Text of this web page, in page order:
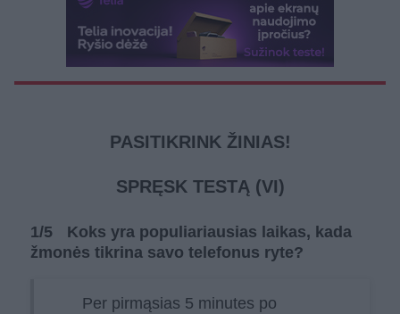
PASITIKRINK ŽINIAS!
SPRĘSK TESTĄ (VI)
1/5
Koks yra populiariausias laikas, kada
žmonės tikrina savo telefonus ryte?
Per pirmąsias 5 minutes po